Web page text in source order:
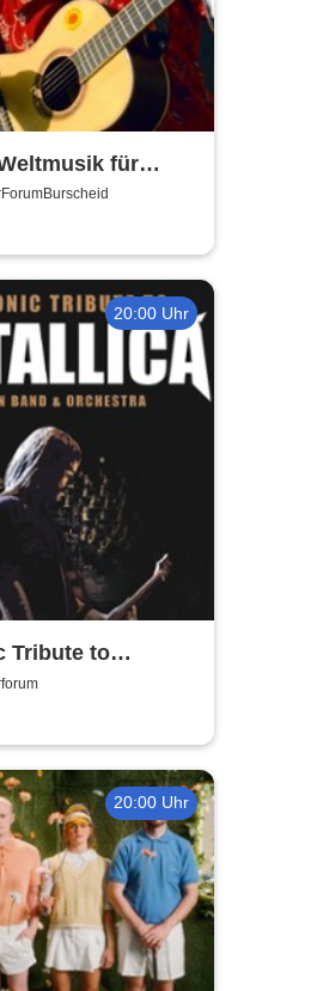
für
20:00 Uhr
Tribute to
20:00 Uhr